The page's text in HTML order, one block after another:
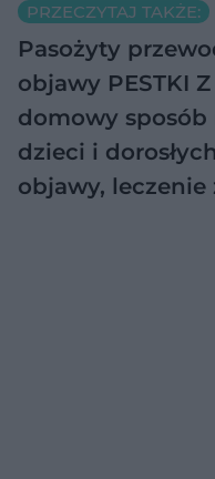
PRZECZYTAJ TAKŻE:
Pasożyty
objawy PESTKI
domowy
dzieci i dorosłych
objawy, leczenie